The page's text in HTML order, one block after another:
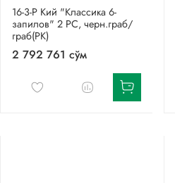
16-3-Р Кий "Классика 6-
запилов" 2 РС, черн.граб/
граб(РК)
2 792 761 сўм